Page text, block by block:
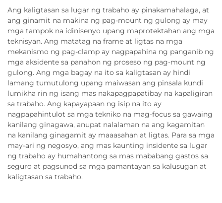
Ang kaligtasan sa lugar ng trabaho ay pinakamahalaga, at
ang ginamit na makina ng pag-mount ng gulong ay may
mga tampok na idinisenyo upang maprotektahan ang mga
teknisyan. Ang matatag na frame at ligtas na mga
mekanismo ng pag-clamp ay nagpapahina ng panganib ng
mga aksidente sa panahon ng proseso ng pag-mount ng
gulong. Ang mga bagay na ito sa kaligtasan ay hindi
lamang tumutulong upang maiwasan ang pinsala kundi
lumikha rin ng isang mas nakapagpapatibay na kapaligiran
sa trabaho. Ang kapayapaan ng isip na ito ay
nagpapahintulot sa mga tekniko na mag-focus sa gawaing
kanilang ginagawa, anupat nalalaman na ang kagamitan
na kanilang ginagamit ay maaasahan at ligtas. Para sa mga
may-ari ng negosyo, ang mas kaunting insidente sa lugar
ng trabaho ay humahantong sa mas mababang gastos sa
seguro at pagsunod sa mga pamantayan sa kalusugan at
kaligtasan sa trabaho.